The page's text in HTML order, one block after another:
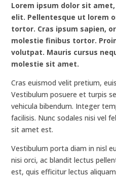
Lorem ipsum dolor sit
elit. Pellentesque ut lorem
tortor. Cras ipsum sapien,
molestie finibus tortor.
volutpat. Mauris cursus
molestie sit amet.
Cras euismod velit pretium,
Vestibulum posuere et turpis
vehicula bibendum. Integer
facilisis. Nunc sodales nisi vel
sit amet est.
Vestibulum porta diam in nisl
nisi orci, ac blandit lectus
est, quis efficitur lectus